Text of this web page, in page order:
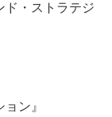
ド・ストラテジ
ン』